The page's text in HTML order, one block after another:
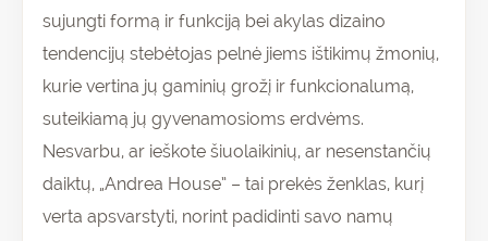
sujungti formą ir funkciją bei akylas dizaino
tendencijų stebėtojas pelnė jiems ištikimų žmonių,
kurie vertina jų gaminių grožį ir funkcionalumą,
suteikiamą jų gyvenamosioms erdvėms.
Nesvarbu, ar ieškote šiuolaikinių, ar nesenstančių
daiktų, „Andrea House” – tai prekės ženklas, kurį
verta apsvarstyti, norint padidinti savo namų